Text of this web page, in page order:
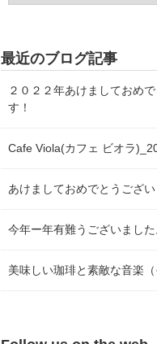
最近のブログ記事
２０２２年あけましておめ
す！
Cafe Viola(カフェ ビオラ
あけましておめでとうござい
今年ー年有難うございました
美味しい珈琲と素敵な音楽（